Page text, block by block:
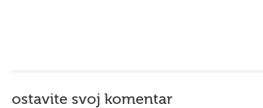
ostavite svoj komentar